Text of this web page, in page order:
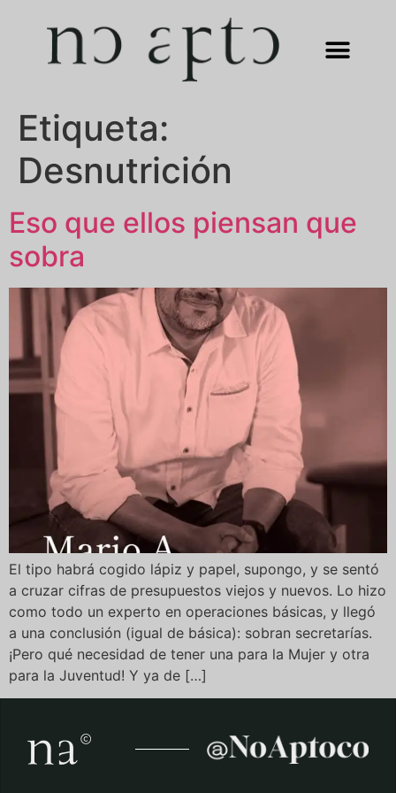
Etiqueta:
Desnutrición
Eso que ellos piensan que
sobra
El tipo habrá cogido lápiz y papel, supongo, y se sentó
a cruzar cifras de presupuestos viejos y nuevos. Lo hizo
como todo un experto en operaciones básicas, y llegó
a una conclusión (igual de básica): sobran secretarías.
¡Pero qué necesidad de tener una para la Mujer y otra
para la Juventud! Y ya de […]